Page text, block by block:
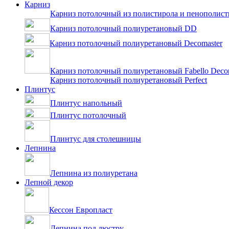
Карниз
Карниз потолочный из полистирола и
Карниз потолочный полиуретановый DD
Карниз потолочный полиуретановый Decomaster
Карниз потолочный полиуретановый Fabello
Карниз потолочный полиуретановый Perfect
Плинтус
Плинтус напольный
Плинтус потолочный
Плинтус для столешницы
Лепнина
Лепнина из полиуретана
Лепной декор
Кессон Европласт